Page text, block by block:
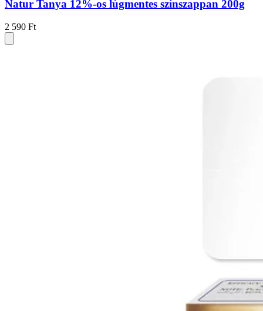
Natur Tanya 12%-os lúgmentes színszappan 200g
2 590 Ft